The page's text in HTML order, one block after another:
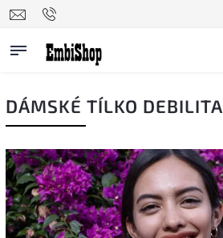
DÁMSKÉ TÍLKO DEBILITA